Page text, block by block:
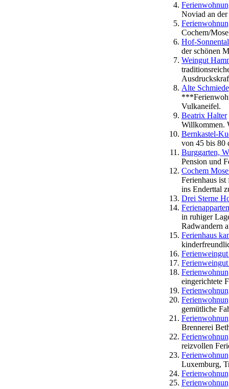
Noviad an
Cochem/
Hof-
der schönen
Weingut
Alte
Vulkaneifel.
Beatrix Halter
Willkommen.
Bernkastel-
von 45 bis 80
Burggarten,
Pension und
Cochem
Ferienhaus
ins Enderttal
Drei Sterne
in ruhiger
Radwandern
Ferienhaus
eingerichtete
gemütliche
Brennerei
reizvollen
Luxemburg,